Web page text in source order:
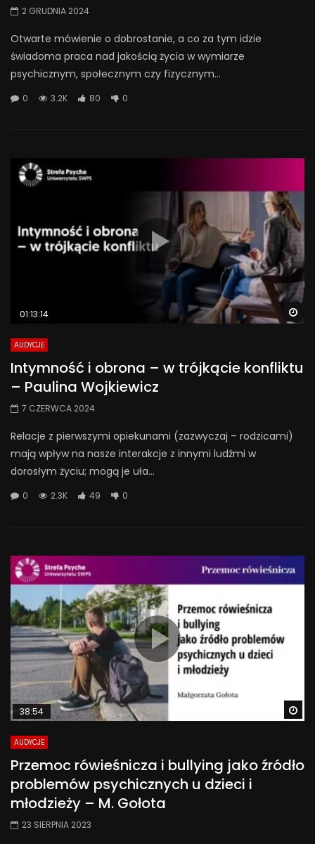
2 GRUDNIA 2024
Otwarte mówienie o dobrostanie, a co za tym idzie
świadoma praca nad jakością życia w wymiarze
psychicznym, społecznym czy fizycznym...
0 3.2K 80 0
01:13:14
AUDYCJE
Intymność i obrona – w trójkącie konfliktu
– Paulina Wojkiewicz
7 CZERWCA 2024
Relacje z pierwszymi opiekunami (zazwyczaj – rodzicami)
mają wpływ na nasze interakcje z innymi ludźmi w
dorosłym życiu; mogą je uła...
0 2.3K 49 0
38:54
AUDYCJE
Przemoc rówieśnicza i bullying jako źródło
problemów psychicznych u dzieci i
młodzieży – M. Gołota
23 SIERPNIA 2023